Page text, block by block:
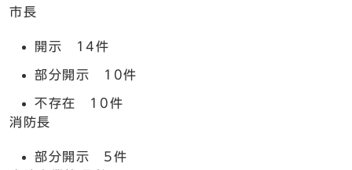
市長
開示 14件
部分開示 10件
不存在 10件
消防長
部分開示 5件